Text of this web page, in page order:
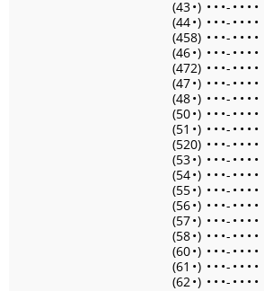
(43•) • • •- • • • •
(44•) • • •- • • • •
(458) • • •- • • • •
(46•) • • •- • • • •
(472) • • •- • • • •
(47•) • • •- • • • •
(48•) • • •- • • • •
(50•) • • •- • • • •
(51 •) • • •- • • • •
(520) • • •- • • • •
(53•) • • •- • • • •
(54•) • • •- • • • •
(55•) • • •- • • • •
(56•) • • •- • • • •
(57•) • • •- • • • •
(58•) • • •- • • • •
(60•) • • •- • • • •
(61 •) • • •- • • • •
(62•) • • •- • • • •